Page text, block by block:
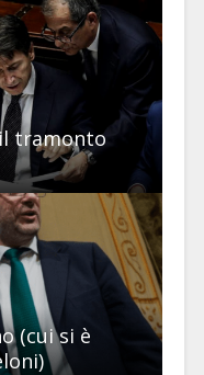
tramonto
(cui si è